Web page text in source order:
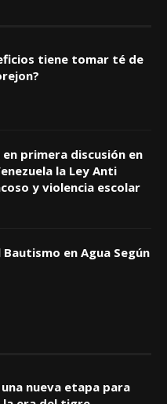
tiene tomar té de
primera discusión en
la Ley Anti
y violencia escolar
Bautismo en Agua Según
una nueva etapa para